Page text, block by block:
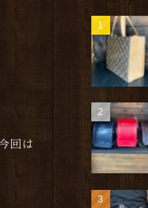
回は